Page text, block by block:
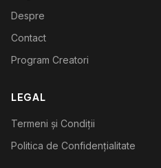
Despre
Contact
Program Creatori
LEGAL
Termeni și Condiții
Politica de Confidențialitate